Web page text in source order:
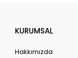
KURUMSAL
Hakkımızda